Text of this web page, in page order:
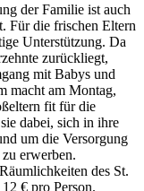
der Familie ist auch
Für die frischen Eltern
Unterstützung. Da
zurückliegt,
mit Babys und
macht am Montag,
fit für die
dabei, sich in ihre
um die Versorgung
erwerben.
des St.
€ pro Person.